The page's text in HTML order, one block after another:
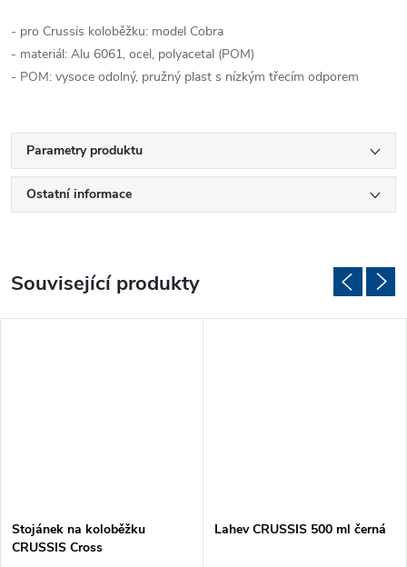
- pro Crussis koloběžku: model Cobra
- materiál: Alu 6061, ocel, polyacetal (POM)
- POM: vysoce odolný, pružný plast s nízkým třecím odporem
Parametry produktu
Ostatní informace
Související produkty
Stojánek na koloběžku
CRUSSIS Cross
Lahev CRUSSIS 500 ml černá